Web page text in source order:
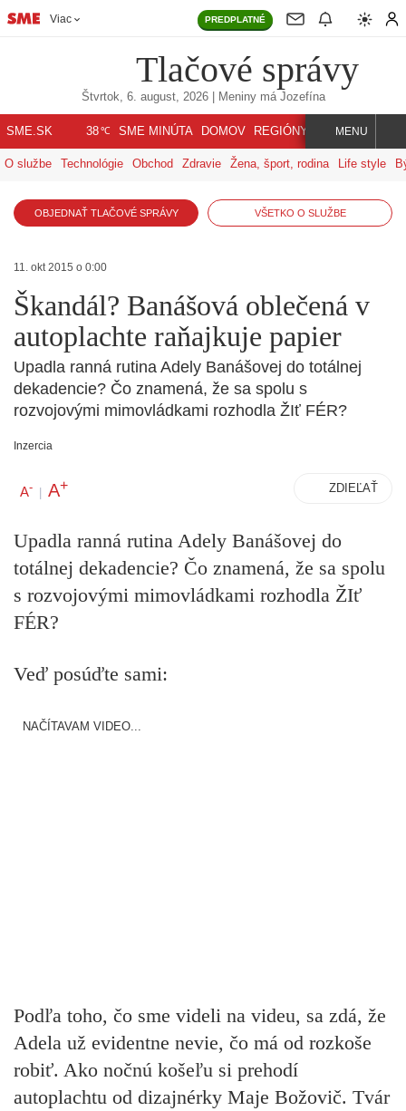
Viac PREDPLATNÉ
Tlačové správy
Štvrtok, 6. august, 2026| Meniny má Jozefína
SME.SK 38℃ SME MINÚTA DOMOV REGIÓNY INDEX SVET
MENU
O službe Technológie Obchod Zdravie Žena, šport, rodina Life style
OBJEDNAŤ TLAČOVÉ SPRÁVY VŠETKO O SLUŽBE
11. okt 2015 o 0:00
Škandál? Banášová oblečená v
autoplachte raňajkuje papier
Upadla ranná rutina Adely Banášovej do totálnej
dekadencie? Čo znamená, že sa spolu s
rozvojovými mimovládkami rozhodla ŽIť FÉR?
Inzercia
A- | A+ ZDIEĽAŤ
Upadla ranná rutina Adely Banášovej do
totálnej dekadencie? Čo znamená, že sa spolu
s rozvojovými mimovládkami rozhodla ŽIť
FÉR?
Veď posúďte sami:
NAČÍTAVAM VIDEO...
Podľa toho, čo sme videli na videu, sa zdá, že
Adela už evidentne nevie, čo má od rozkoše
robiť. Ako nočnú košeľu si prehodí
autoplachtu od dizajnérky Maje Božovič. Tvár